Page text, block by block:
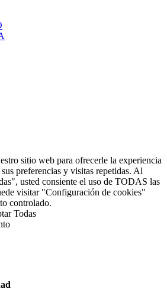
sitio web para ofrecerle la experiencia
preferencias y visitas repetidas. Al
usted consiente el uso de TODAS las
visitar "Configuración de cookies"
controlado.
Todas